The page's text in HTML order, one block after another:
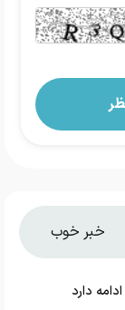
خبر خوب
دارد